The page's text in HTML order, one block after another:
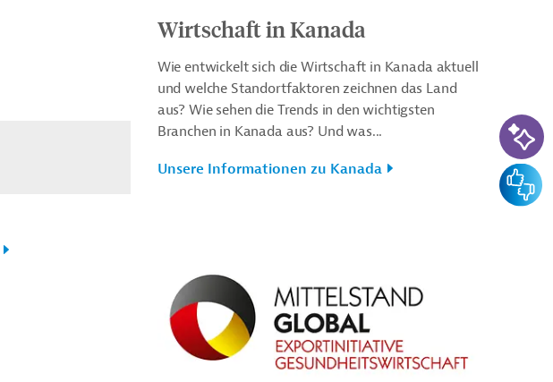
Wirtschaft in Kanada
Wie entwickelt sich die Wirtschaft in Kanada aktuell
und welche Standortfaktoren zeichnen das Land
aus? Wie sehen die Trends in den wichtigsten
Branchen in Kanada aus? Und was...
Unsere Informationen zu Kanada
KI-